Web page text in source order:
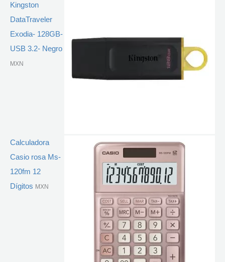
Kingston
DataTraveler
Exodia- 128GB-
USB 3.2- Negro
MXN
Calculadora
Casio rosa Ms-
120fm 12
Dígitos MXN